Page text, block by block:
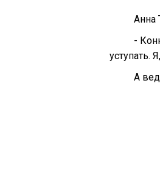
Анна
-
уступать.
А